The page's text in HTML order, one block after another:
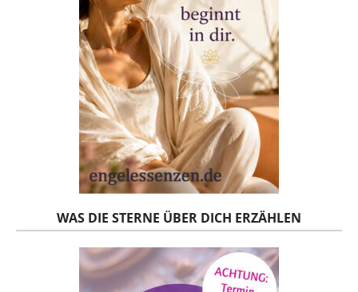
WAS DIE STERNE ÜBER DICH ERZÄHLEN